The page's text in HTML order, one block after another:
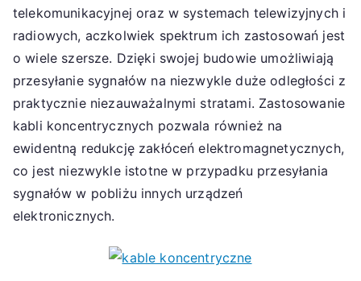
telekomunikacyjnej oraz w systemach telewizyjnych i
radiowych, aczkolwiek spektrum ich zastosowań jest
o wiele szersze. Dzięki swojej budowie umożliwiają
przesyłanie sygnałów na niezwykle duże odległości z
praktycznie niezauważalnymi stratami. Zastosowanie
kabli koncentrycznych pozwala również na
ewidentną redukcję zakłóceń elektromagnetycznych,
co jest niezwykle istotne w przypadku przesyłania
sygnałów w pobliżu innych urządzeń
elektronicznych.